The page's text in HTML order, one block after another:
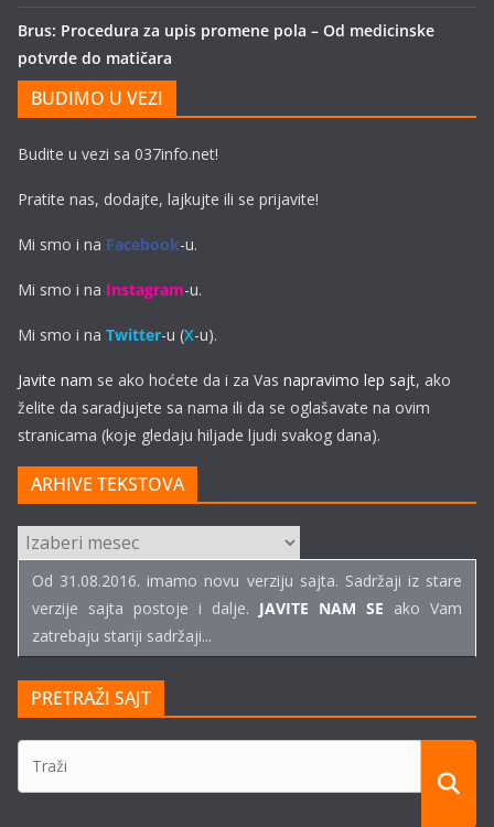
Brus: Procedura za upis promene pola – Od medicinske
potvrde do matičara
BUDIMO U VEZI
Budite u vezi sa 037info.net!
Pratite nas, dodajte, lajkujte ili se prijavite!
Mi smo i na Facebook-u.
Mi smo i na Instagram-u.
Mi smo i na Twitter-u (X-u).
Javite nam se ako hoćete da i za Vas napravimo lep sajt, ako
želite da saradjujete sa nama ili da se oglašavate na ovim
stranicama (koje gledaju hiljade ljudi svakog dana).
ARHIVE TEKSTOVA
ARHIVE
TEKSTOVA
Od 31.08.2016. imamo novu verziju sajta. Sadržaji iz stare
verzije sajta postoje i dalje. JAVITE NAM SE ako Vam
zatrebaju stariji sadržaji...
PRETRAŽI SAJT